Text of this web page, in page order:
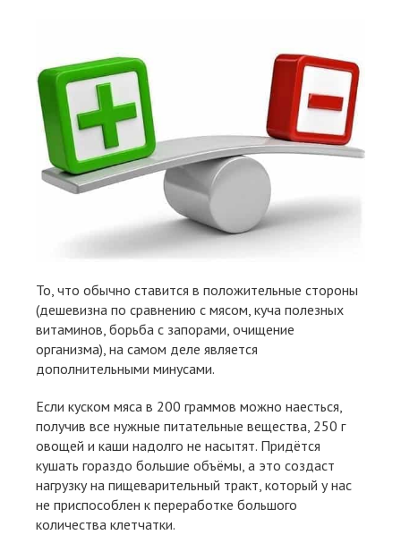
То, что обычно ставится в положительные стороны
(дешевизна по сравнению с мясом, куча полезных
витаминов, борьба с запорами, очищение
организма), на самом деле является
дополнительными минусами.
Если куском мяса в 200 граммов можно наесться,
получив все нужные питательные вещества, 250 г
овощей и каши надолго не насытят. Придётся
кушать гораздо большие объёмы, а это создаст
нагрузку на пищеварительный тракт, который у нас
не приспособлен к переработке большого
количества клетчатки.